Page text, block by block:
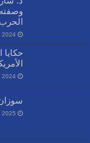
وصفته
الحرب
2024 مارس 16
2024 أبريل 19
2025 ديسمبر 24